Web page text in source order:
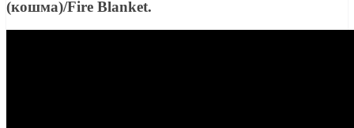
(кошма)/Fire Blanket.